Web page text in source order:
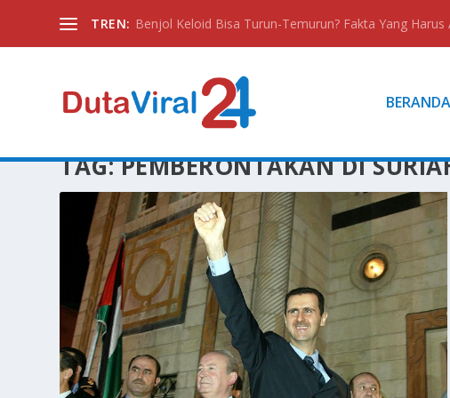
TREN: Benjol Keloid Bisa Turun-Temurun? Fakta Yang Harus
BERANDA
TAG:PEMBERONTAKAN DI